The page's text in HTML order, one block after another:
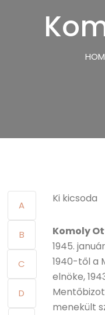
A
B
C
D
Ki kicsoda
Komoly
1945.
1940-től a
elnöke,
menekült